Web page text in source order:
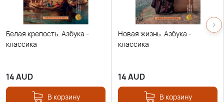
Белая крепость. Азбука -
классика
14AUD
В корзину
Новая жизнь. Азбука -
классика
14AUD
В корзину